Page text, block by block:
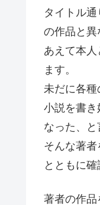
タイトル
の作品と異
あえて本
ます。
未だに各種
小説を書
なった、と
そんな著
とともに確
著者の作